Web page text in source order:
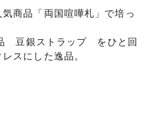
商品「両国喧嘩札」で培っ
豆銀ストラップ をひと回
スにした逸品。